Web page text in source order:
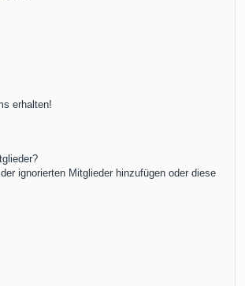
erhalten!
ignorierten Mitglieder hinzufügen oder diese